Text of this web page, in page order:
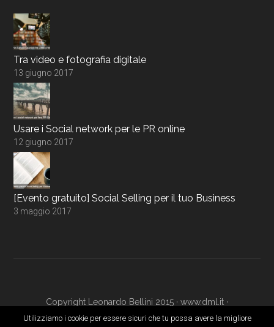
Tra video e fotografia digitale
13 giugno 2017
Usare i Social network per le PR online
12 giugno 2017
[Evento gratuito] Social Selling per il tuo Business
3 maggio 2017
Copyright Leonardo Bellini 2015 · www.dml.it ·
www.digitalmarketingacademy.it· Login
Utilizziamo i cookie per essere sicuri che tu possa avere la migliore